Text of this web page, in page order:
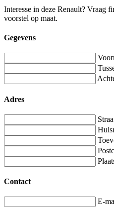
Interesse in deze Renault? Vraag
voorstel op maat.
Gegevens
Adres
Contact
E-